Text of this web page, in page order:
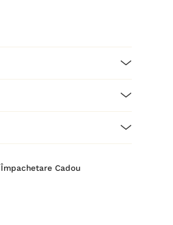
Împachetare Cadou